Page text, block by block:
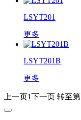
LSYT201
更多
LSYT201B
更多
上一页1下一页 转至第